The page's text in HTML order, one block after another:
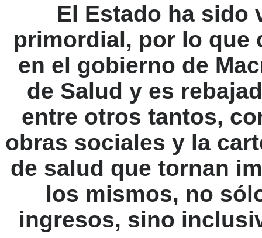
El Estado ha sido
primordial, por lo que
en el gobierno de
de Salud y es
entre otros tantos,
obras sociales y la
de salud que tornan
los mismos, no
ingresos, sino